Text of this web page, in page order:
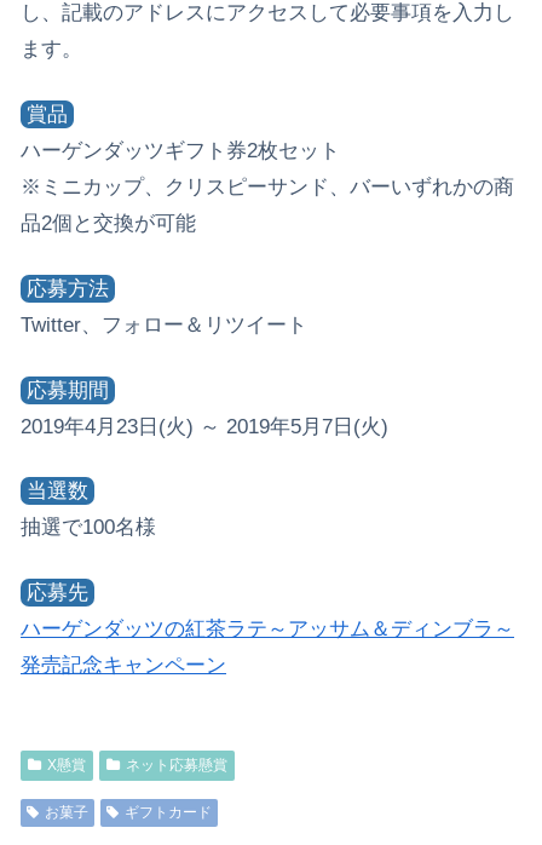
し、記載のアドレスにアクセスして必要事項を入力し
ます。
賞品
ハーゲンダッツギフト券2枚セット
※ミニカップ、クリスピーサンド、バーいずれかの商
品2個と交換が可能
応募方法
Twitter、フォロー＆リツイート
応募期間
2019年4月23日(火) ～ 2019年5月7日(火)
当選数
抽選で100名様
応募先
ハーゲンダッツの紅茶ラテ～アッサム＆ディンブラ～
発売記念キャンペーン
X懸賞 ネット応募懸賞
お菓子 ギフトカード